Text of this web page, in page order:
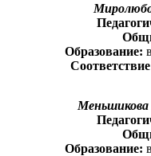
Образование:
Образование: